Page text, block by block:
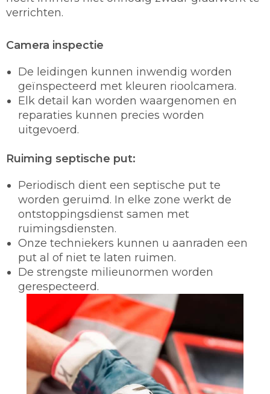
verrichten.
Camera inspectie
De leidingen kunnen inwendig worden
geïnspecteerd met kleuren rioolcamera.
Elk detail kan worden waargenomen en
reparaties kunnen precies worden
uitgevoerd.
Ruiming septische put:
Periodisch dient een septische put te
worden geruimd. In elke zone werkt de
ontstoppingsdienst samen met
ruimingsdiensten.
Onze techniekers kunnen u aanraden een
put al of niet te laten ruimen.
De strengste milieunormen worden
gerespecteerd.